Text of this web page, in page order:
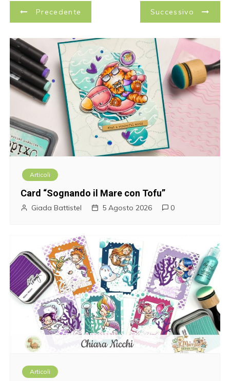
N
a
v
i
g
a
z
a
r
t
Precedente Successivo
Articoli
Card “Sognando il Mare con Tofu”
Giada Battistel 5 Agosto 2026 0
Articoli